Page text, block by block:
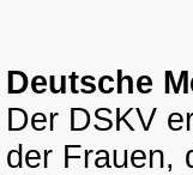
Deutsche
Der DSKV
der Frauen,